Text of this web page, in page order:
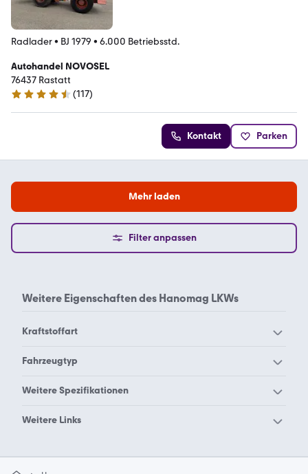
Radlader• BJ 1979 • 6.000 Betriebsstd.
Autohandel NOVOSEL
76437 Rastatt
4.6 Sterne
(117)
Kontakt Parken
Mehr laden
Filter anpassen
Weitere Eigenschaften des Hanomag LKWs
Kraftstoffart
Hanomag Diesel
Fahrzeugtyp
Hanomag Radlader
Weitere Spezifikationen
Hanomag 22c
Hanomag R
Weitere Links